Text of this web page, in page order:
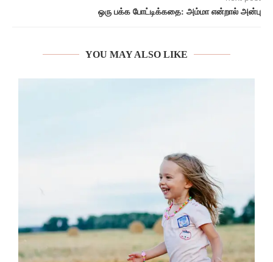
ஒரு பக்க போட்டிக்கதை: அம்மா என்றால் அன்பு
YOU MAY ALSO LIKE